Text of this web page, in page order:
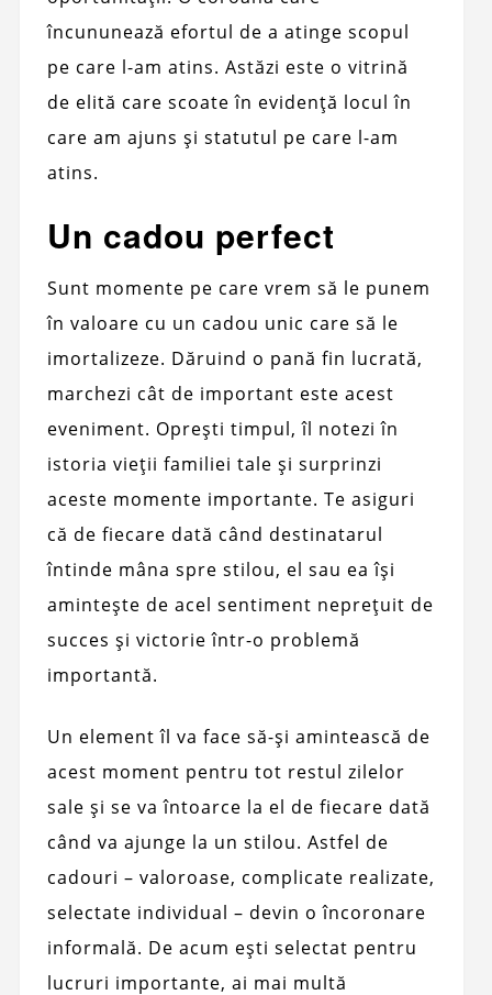
încununează efortul de a atinge scopul
pe care l-am atins. Astăzi este o vitrină
de elită care scoate în evidență locul în
care am ajuns și statutul pe care l-am
atins.
Un cadou perfect
Sunt momente pe care vrem să le punem
în valoare cu un cadou unic care să le
imortalizeze. Dăruind o pană fin lucrată,
marchezi cât de important este acest
eveniment. Oprești timpul, îl notezi în
istoria vieții familiei tale și surprinzi
aceste momente importante. Te asiguri
că de fiecare dată când destinatarul
întinde mâna spre stilou, el sau ea își
amintește de acel sentiment neprețuit de
succes și victorie într-o problemă
importantă.
Un element îl va face să-și amintească de
acest moment pentru tot restul zilelor
sale și se va întoarce la el de fiecare dată
când va ajunge la un stilou. Astfel de
cadouri – valoroase, complicate realizate,
selectate individual – devin o încoronare
informală. De acum ești selectat pentru
lucruri importante, ai mai multă